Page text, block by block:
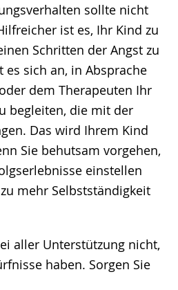
sollte nicht
ist es, Ihr Kind zu
Schritten der Angst zu
sich an, in Absprache
dem Therapeuten Ihr
begleiten, die mit der
Das wird Ihrem Kind
Sie behutsam vorgehen,
einstellen
mehr Selbstständigkeit
aller Unterstützung nicht,
haben. Sorgen Sie